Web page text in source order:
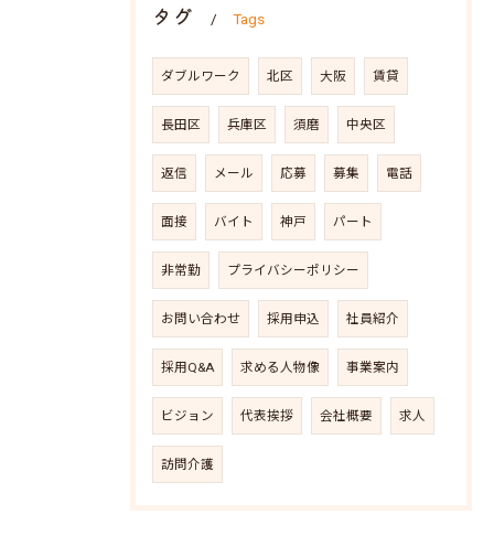
タグ Tags
ダブルワーク 北区 大阪 賃貸
長田区 兵庫区 須磨 中央区
返信 メール 応募 募集 電話
面接 バイト 神戸 パート
非常勤 プライバシーポリシー
お問い合わせ 採用申込 社員紹介
採用Q&A 求める人物像 事業案内
ビジョン 代表挨拶 会社概要 求人
訪問介護